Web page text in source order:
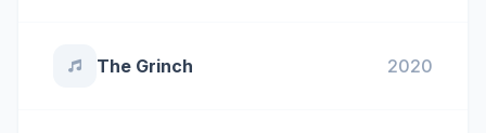
The Grinch 2020